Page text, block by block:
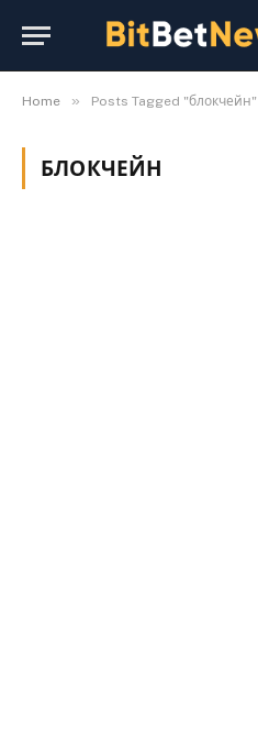
Home » Posts Tagged "блокчейн"
БЛОКЧЕЙН